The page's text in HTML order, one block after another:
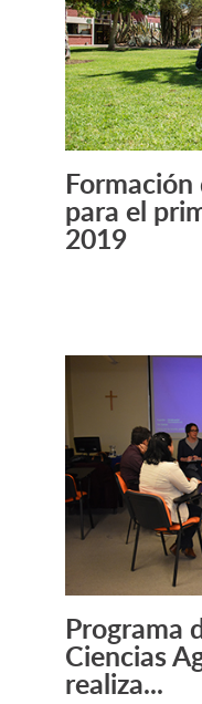
para el
2019
Programa
Ciencias
realiza...